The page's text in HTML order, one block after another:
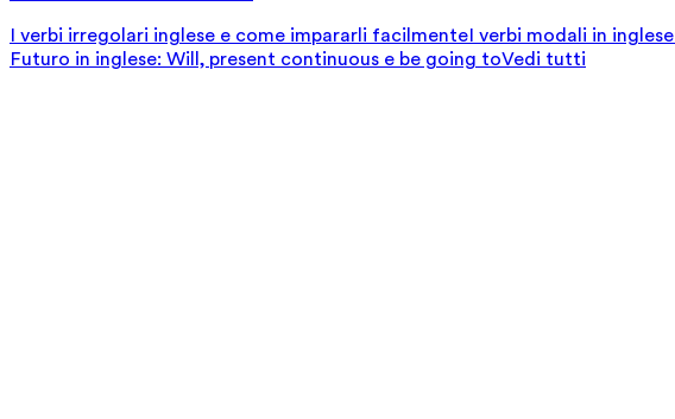
I verbi irregolari inglese e come impararli facilmenteI verbi modali in inglese
Futuro in inglese: Will, present continuous e be going toVedi tutti